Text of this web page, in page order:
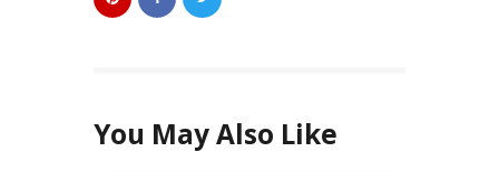
You May Also Like